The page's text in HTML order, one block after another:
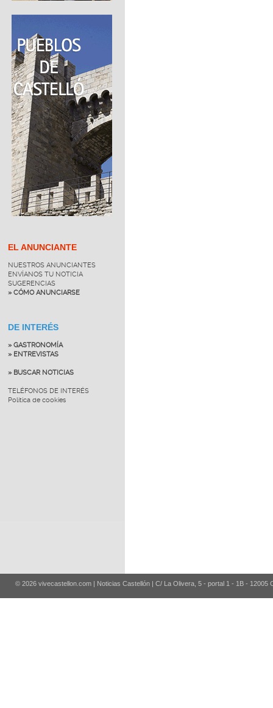
EL ANUNCIANTE
NUESTROS ANUNCIANTES
ENVÍANOS TU NOTICIA
SUGERENCIAS
» CÓMO ANUNCIARSE
DE INTERÉS
» GASTRONOMÍA
» ENTREVISTAS
» BUSCAR NOTICIAS
TELÉFONOS DE INTERÉS
Política de cookies
© 2026 vivecastellon.com | Noticias Castellón | C/ La Olivera, 5 - portal 1 - 1B - 12005